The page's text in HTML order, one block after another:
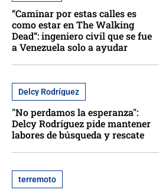
“Caminar por estas calles es
como estar en The Walking
Dead”: ingeniero civil que se fue
a Venezuela solo a ayudar
Delcy Rodríguez
"No perdamos la esperanza":
Delcy Rodríguez pide mantener
labores de búsqueda y rescate
terremoto